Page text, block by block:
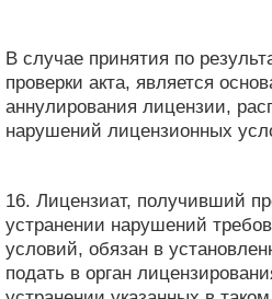
В случае принятия по
проверки акта, является
аннулирования лицензии,
нарушений лицензионных
16. Лицензиат, получивший
устранении нарушений
условий, обязан в
подать в орган